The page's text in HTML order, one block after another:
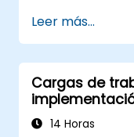
Leer más...
Cargas de
aprendizaje
14 Horas